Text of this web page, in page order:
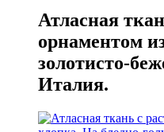
Атласная
орнаментом
золотисто-
Италия.